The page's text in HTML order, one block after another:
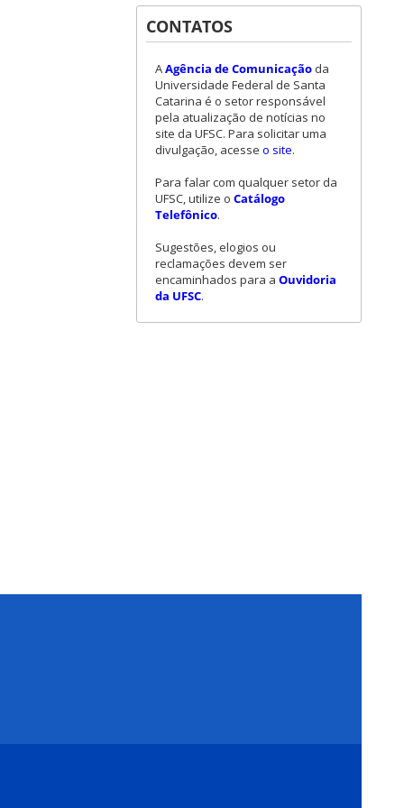
CONTATOS
AAgência de Comunicação da
Universidade Federal de Santa
Catarina é o setor responsável
pela atualização de notícias no
site da UFSC. Para solicitar uma
divulgação, acesse o site.
Para falar com qualquer setor da
UFSC, utilize o Catálogo
Telefônico.
Sugestões, elogios ou
reclamações devem ser
encaminhados para a Ouvidoria
da UFSC.